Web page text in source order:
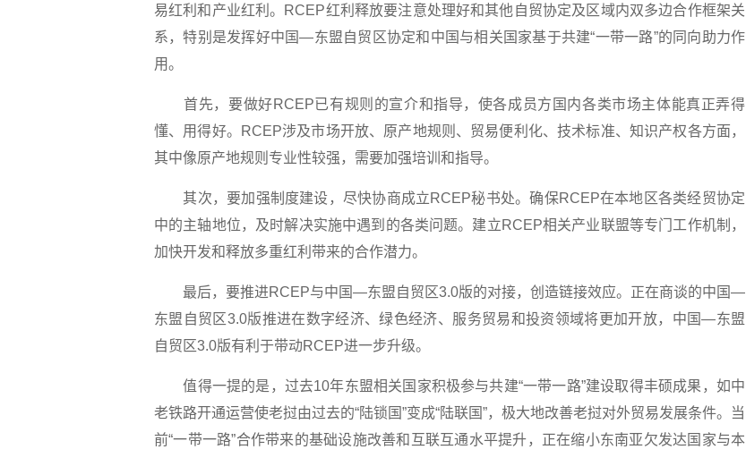
易红利和产业红利。RCEP红利释放要注意处理好和其他自贸协定及区域内双多边合作框架关
系，特别是发挥好中国—东盟自贸区协定和中国与相关国家基于共建“一带一路”的同向助力作
用。
首先，要做好RCEP已有规则的宣介和指导，使各成员方国内各类市场主体能真正弄得
懂、用得好。RCEP涉及市场开放、原产地规则、贸易便利化、技术标准、知识产权各方面，
其中像原产地规则专业性较强，需要加强培训和指导。
其次，要加强制度建设，尽快协商成立RCEP秘书处。确保RCEP在本地区各类经贸协定
中的主轴地位，及时解决实施中遇到的各类问题。建立RCEP相关产业联盟等专门工作机制，
加快开发和释放多重红利带来的合作潜力。
最后，要推进RCEP与中国—东盟自贸区3.0版的对接，创造链接效应。正在商谈的中国—
东盟自贸区3.0版推进在数字经济、绿色经济、服务贸易和投资领域将更加开放，中国—东盟
自贸区3.0版有利于带动RCEP进一步升级。
值得一提的是，过去10年东盟相关国家积极参与共建“一带一路”建设取得丰硕成果，如中
老铁路开通运营使老挝由过去的“陆锁国”变成“陆联国”，极大地改善老挝对外贸易发展条件。当
前“一带一路”合作带来的基础设施改善和互联互通水平提升，正在缩小东南亚欠发达国家与本